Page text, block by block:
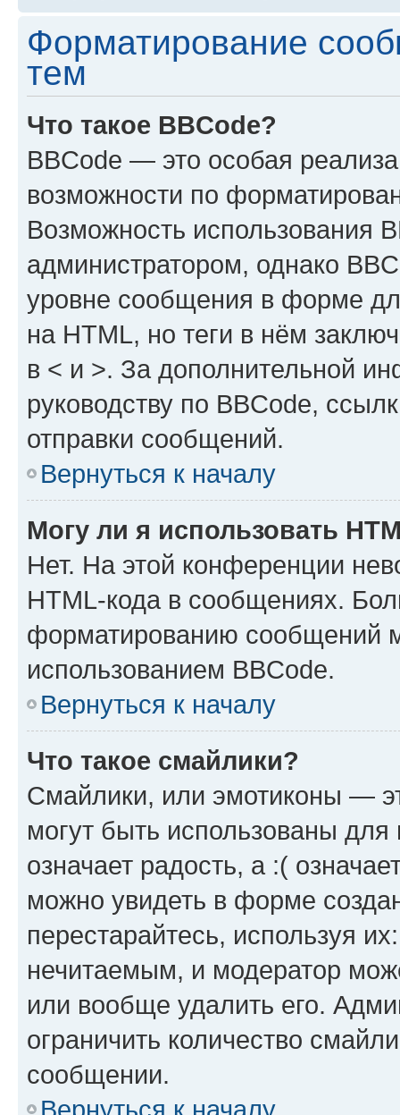
Форматирование
тем
Что такое BBCode?
BBCode — это особая
возможности по
Возможность использования
администратором, однако
уровне сообщения в форме
на HTML, но теги в нём
в < и >. За дополнительной
руководству по BBCode,
отправки сообщений.
Вернуться к началу
Могу ли я использовать
Нет. На этой конференции
HTML-кода в сообщениях.
форматированию сообщений
использованием BBCode.
Вернуться к началу
Что такое смайлики?
Смайлики, или эмотиконы —
могут быть использованы
означает радость, а :(
можно увидеть в форме
перестарайтесь, используя
нечитаемым, и модератор
или вообще удалить его.
ограничить количество
сообщении.